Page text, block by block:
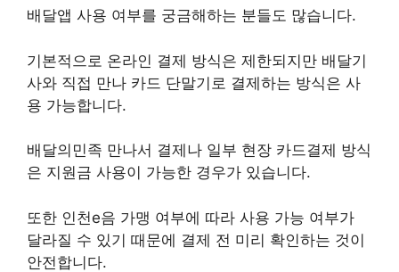
배달앱 사용 여부를 궁금해하는 분들도 많습니다.
기본적으로 온라인 결제 방식은 제한되지만 배달기
사와 직접 만나 카드 단말기로 결제하는 방식은 사
용 가능합니다.
배달의민족 만나서 결제나 일부 현장 카드결제 방식
은 지원금 사용이 가능한 경우가 있습니다.
또한 인천e음 가맹 여부에 따라 사용 가능 여부가
달라질 수 있기 때문에 결제 전 미리 확인하는 것이
안전합니다.